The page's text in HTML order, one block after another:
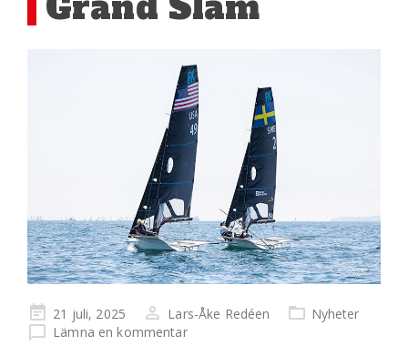
Publicerad
på
21 juli, 2025 Lars-Åke Redéen
Nyheter
Lämna en kommentar